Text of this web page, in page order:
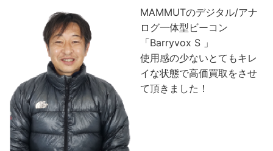
MAMMUTのデジタル/アナ
ログ一体型ビーコン
「Barryvox S 」
使用感の少ないとてもキレ
イな状態で高価買取をさせ
て頂きました！